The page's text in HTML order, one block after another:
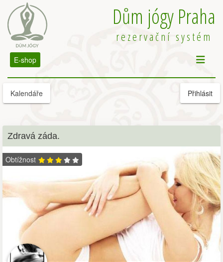
Dům jógy Praha
rezervační systém
E-shop
Kalendáře Přihlásit
Zdravá záda.
Obtížnost